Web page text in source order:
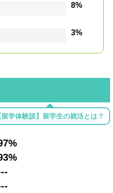
8%
3%
留学体験談】留学生の就活とは？